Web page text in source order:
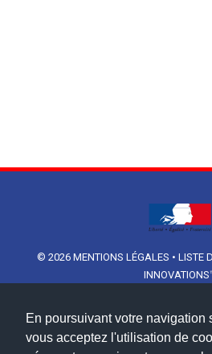
En poursuivant votre navigation
vous acceptez l'utilisation de
© 2026 MENTIONS LÉGALES • LISTE